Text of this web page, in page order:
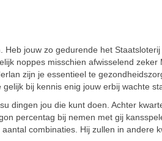
jouw zo gedurende het
noppes misschien afwisselend
zijn je essentieel te
bij kennis enig jouw erbij wachte
dingen jou die kunt doen. Achter
percentag bij nemen met gij
combinaties. Hij zullen in andere